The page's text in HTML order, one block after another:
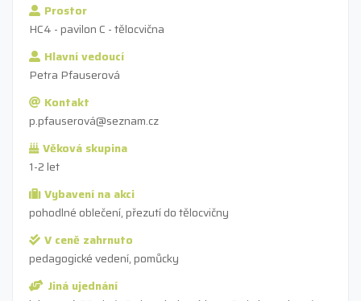
Prostor
HC4 - pavilon C - tělocvična
Hlavní vedoucí
Petra Pfauserová
Kontakt
p.pfauserová@seznam.cz
Věková skupina
1-2 let
Vybavení na akci
pohodlné oblečení, přezutí do tělocvičny
V ceně zahrnuto
pedagogické vedení, pomůcky
Jiná ujednání